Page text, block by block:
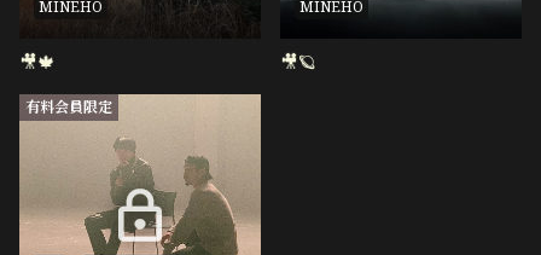
MINEHO
🎥🍁
MINEHO
🎥🪐
有料会員限定